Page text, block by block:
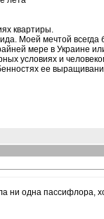
квартиры.
Моей мечтой всегда
мере в Украине
условиях и
ее
ни одна пассифлора,